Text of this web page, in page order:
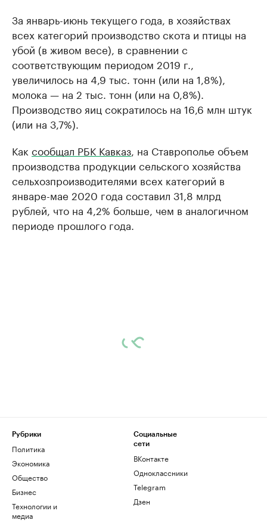
За январь-июнь текущего года, в хозяйствах
всех категорий производство скота и птицы на
убой (в живом весе), в сравнении с
соответствующим периодом 2019 г.,
увеличилось на 4,9 тыс. тонн (или на 1,8%),
молока — на 2 тыс. тонн (или на 0,8%).
Производство яиц сократилось на 16,6 млн штук
(или на 3,7%).
Как сообщал РБК Кавказ , на Ставрополье объем
производства продукции сельского хозяйства
сельхозпроизводителями всех категорий в
январе-мае 2020 года составил 31,8 млрд
рублей, что на 4,2% больше, чем в аналогичном
периоде прошлого года.
Рубрики
Политика
Экономика
Общество
Бизнес
Технологии и
медиа
Социальные
сети
ВКонтакте
Одноклассники
Telegram
Дзен